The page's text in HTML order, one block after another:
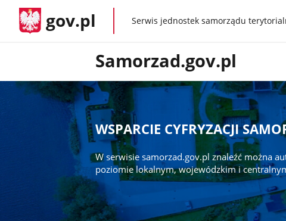
gov.pl gov.plSerwis jednostek samorządu
Samorzad.gov.pl
WSPARCIE CYFRYZACJI
W serwisie samorzad.gov.pl znaleźć można
poziomie lokalnym, wojewódzkim i